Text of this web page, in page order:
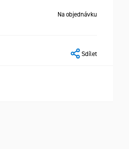
Sdílet
Na objednávku